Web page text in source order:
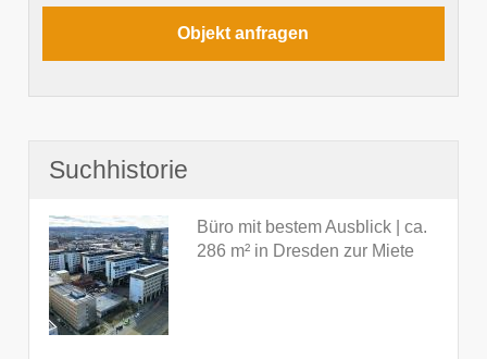
Suchhistorie
Büro mit bestem Ausblick | ca.
286 m² in Dresden zur Miete